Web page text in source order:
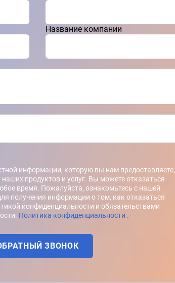
Название компании
информации, которую вы нам предоставляете,
продуктов и услуг. Вы можете отказаться
время. Пожалуйста, ознакомьтесь с нашей
получения информации о том, как отказаться
конфиденциальности и обязательствами
Политика конфиденциальности .
ЗВОНОК